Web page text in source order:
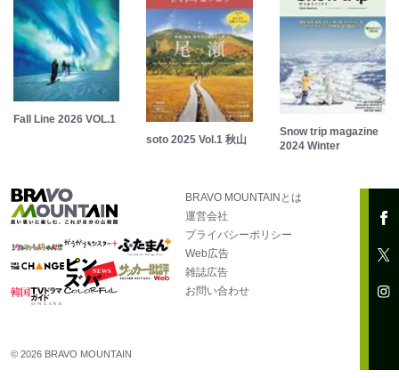
Fall Line 2026 VOL.1
soto 2025 Vol.1 秋山
Snow trip magazine
2024 Winter
BRAVO MOUNTAINとは
運営会社
プライバシーポリシー
Web広告
雑誌広告
お問い合わせ
© 2026 BRAVO MOUNTAIN